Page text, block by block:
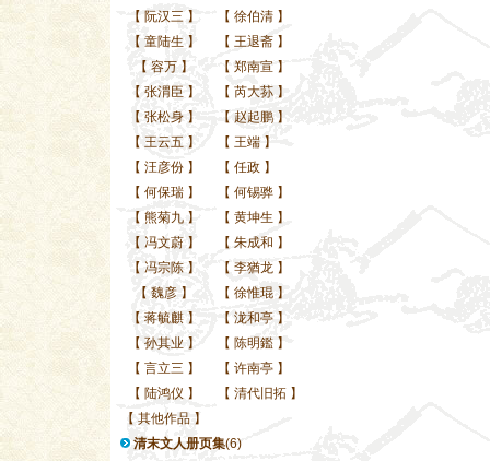
【 阮汉三 】 【 徐伯清 】
【 童陆生 】 【 王退斋 】
【 容万 】 【 郑南宣 】
【 张渭臣 】 【 芮大荪 】
【 张松身 】 【 赵起鹏 】
【 王云五 】 【 王端 】
【 汪彦份 】 【 任政 】
【 何保瑞 】 【 何锡骅 】
【 熊菊九 】 【 黄坤生 】
【 冯文蔚 】 【 朱成和 】
【 冯宗陈 】 【 李猶龙 】
【 魏彦 】 【 徐惟琨 】
【 蒋毓麒 】 【 泷和亭 】
【 孙其业 】 【 陈明鑑 】
【 言立三 】 【 许南亭 】
【 陆鸿仪 】 【 清代旧拓 】
【 其他作品 】
清末文人册页集(6)